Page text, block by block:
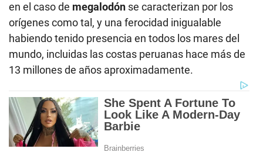
en el caso de megalodón se caracterizan por los
orígenes como tal, y una ferocidad inigualable
habiendo tenido presencia en todos los mares del
mundo, incluidas las costas peruanas hace más de
13 millones de años aproximadamente.